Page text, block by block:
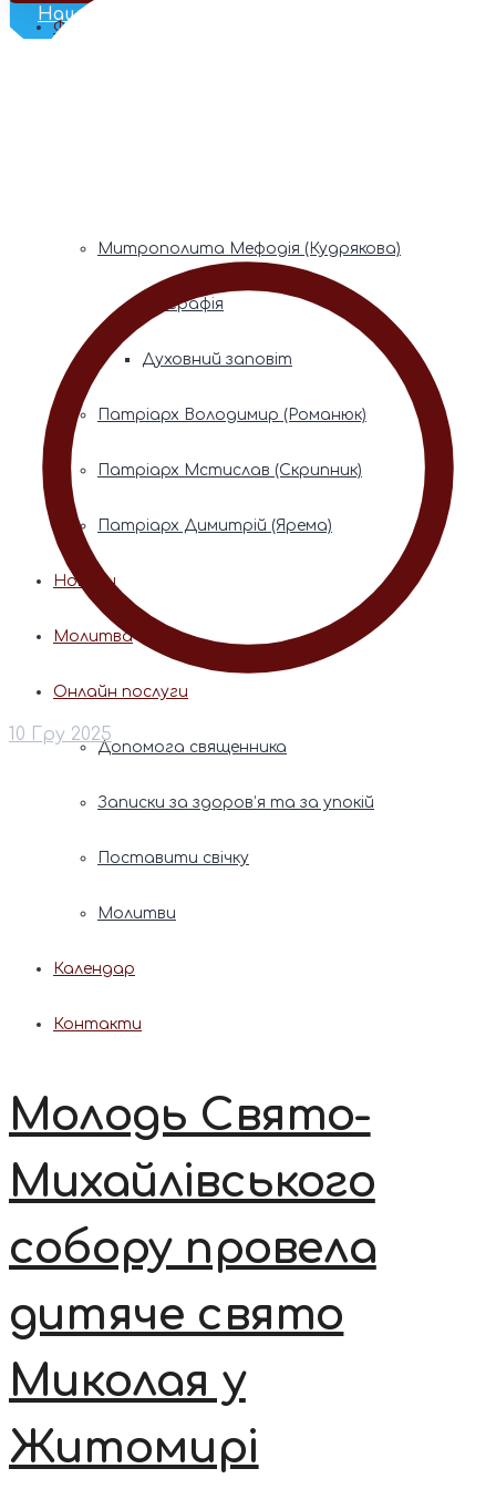
Наш Телеграм
Фонди пам’яті
Митрополита Мефодія (Кудрякова)
Біографія
Духовний заповіт
Патріарх Володимир (Романюк)
Патріарх Мстислав (Скрипник)
Патріарх Димитрій (Ярема)
Новини
Молитва
Онлайн послуги
Допомога священника
Записки за здоров’я та за упокій
Поставити свічку
Молитви
Календар
Контакти
10 Гру 2025
Молодь Свято-
Михайлівського
собору провела
дитяче свято
Миколая у
Житомирі